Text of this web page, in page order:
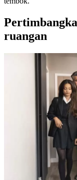
ruangan